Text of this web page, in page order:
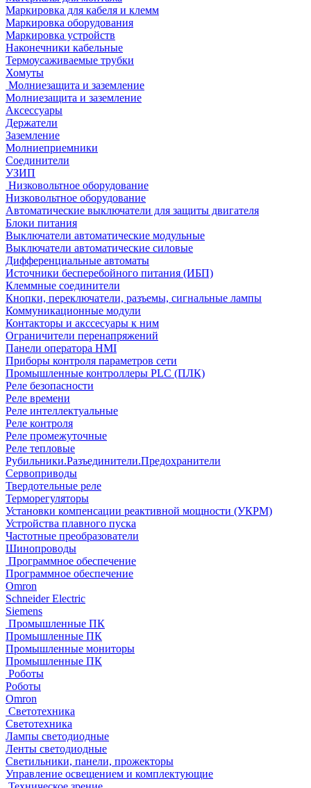
Маркировка для кабеля и клемм
Маркировка оборудования
Маркировка устройств
Наконечники кабельные
Термоусаживаемые трубки
Хомуты
Молниезащита и заземление
Молниезащита и заземление
Аксессуары
Держатели
Заземление
Молниеприемники
Соединители
УЗИП
Низковольтное оборудование
Низковольтное оборудование
Автоматические выключатели для защиты двигателя
Блоки питания
Выключатели автоматические модульные
Выключатели автоматические силовые
Дифференциальные автоматы
Источники бесперебойного питания (ИБП)
Клеммные соединители
Кнопки, переключатели, разъемы, сигнальные лампы
Коммуникационные модули
Контакторы и акссесуары к ним
Ограничители перенапряжений
Панели оператора HMI
Приборы контроля параметров сети
Промышленные контроллеры PLC (ПЛК)
Реле безопасности
Реле времени
Реле интеллектуальные
Реле контроля
Реле промежуточные
Реле тепловые
Рубильники.Разъединители.Предохранители
Сервоприводы
Твердотельные реле
Терморегуляторы
Установки компенсации реактивной мощности (УКРМ)
Устройства плавного пуска
Частотные преобразователи
Шинопроводы
Программное обеспечение
Программное обеспечение
Omron
Schneider Electric
Siemens
Промышленные ПК
Промышленные ПК
Промышленные мониторы
Промышленные ПК
Роботы
Роботы
Omron
Светотехника
Светотехника
Лампы светодиодные
Ленты светодиодные
Светильники, панели, прожекторы
Управление освещением и комплектующие